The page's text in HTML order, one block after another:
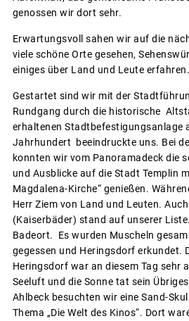
genossen wir dort sehr.
Erwartungsvoll sahen wir auf die
viele schöne Orte gesehen,
einiges über Land und Leute erfahren.
Gestartet sind wir mit der
Rundgang durch die historische
erhaltenen Stadtbefestigungsanlage
Jahrhundert beeindruckte uns. Bei
konnten wir vom Panoramadeck die
und Ausblicke auf die Stadt Templin
Magdalena-Kirche“ genießen.
Herr Ziem von Land und Leuten.
(Kaiserbäder) stand auf unserer
Badeort. Es wurden Muscheln
gegessen und Heringsdorf erkundet.
Heringsdorf war an diesem Tag sehr
Seeluft und die Sonne tat sein
Ahlbeck besuchten wir eine Sand-
Thema „Die Welt des Kinos“. Dort